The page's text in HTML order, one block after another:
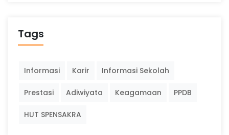
Tags
Informasi Karir Informasi Sekolah
Prestasi Adiwiyata Keagamaan PPDB
HUT SPENSAKRA